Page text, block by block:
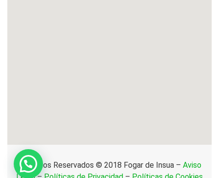
Derechos Reservados © 2018 Fogar de Insua – Aviso